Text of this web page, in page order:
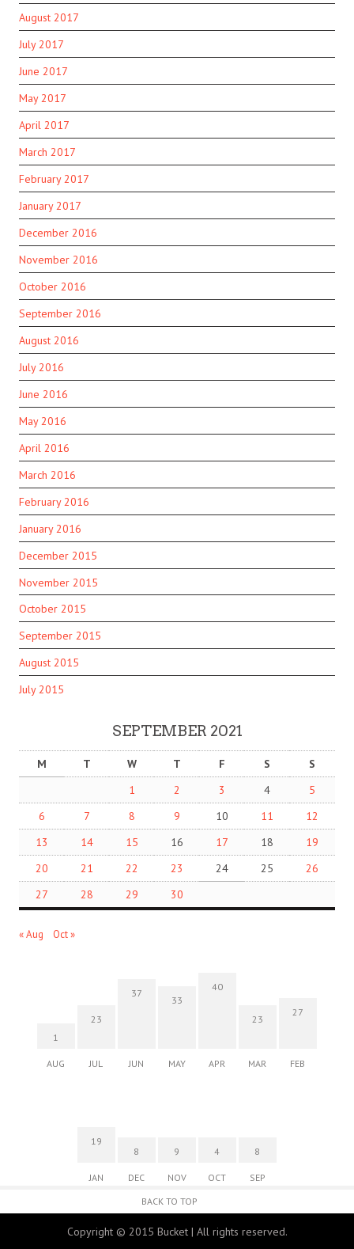
August 2017
July 2017
June 2017
May 2017
April 2017
March 2017
February 2017
January 2017
December 2016
November 2016
October 2016
September 2016
August 2016
July 2016
June 2016
May 2016
April 2016
March 2016
February 2016
January 2016
December 2015
November 2015
October 2015
September 2015
August 2015
July 2015
SEPTEMBER 2021
M T W T F S
S
1
2 3 4
5
6
7 8 9 10 11
12
13
14 15 16 17 18
19
20
21 22 23 24 25
26
27
28 29 30
« Aug Oct »
1
AUG
23
JUL
37
JUN
33
MAY
40
APR
23
MAR
27
FEB
19
JAN
8
DEC
9
NOV
4
OCT
8
SEP
BACK TO TOP
Copyright © 2015 Bucket | All rights reserved.